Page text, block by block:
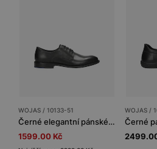
WOJAS / 10133-51
Černé elegantní pánské šněrovací polobotky
1599.00 Kč
WOJAS /